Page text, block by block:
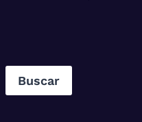
Buscar